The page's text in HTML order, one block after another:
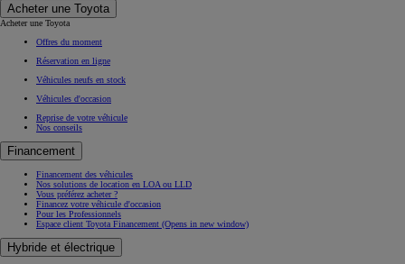
Acheter une Toyota
Acheter une Toyota
Offres du moment
Réservation en ligne
Véhicules neufs en stock
Véhicules d'occasion
Reprise de votre véhicule
Nos conseils
Financement
Financement des véhicules
Nos solutions de location en LOA ou LLD
Vous préférez acheter ?
Financez votre véhicule d'occasion
Pour les Professionnels
Espace client Toyota Financement (Opens in new window)
Hybride et électrique